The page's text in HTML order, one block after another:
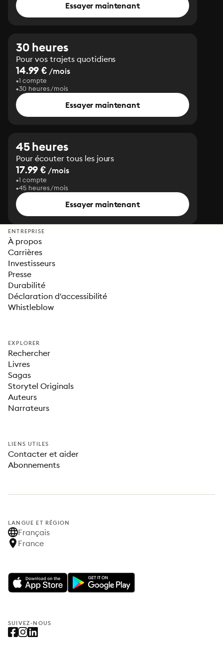
Essayer maintenant
30 heures
Pour vos trajets quotidiens
14.99 € /mois
1 compte
30 heures/mois
Essayer maintenant
45 heures
Pour écouter tous les jours
17.99 € /mois
1 compte
45 heures/mois
Essayer maintenant
ENTREPRISE
À propos
Carrières
Investisseurs
Presse
Durabilité
Déclaration d'accessibilité
Whistleblow
EXPLORER
Rechercher
Livres
Sagas
Storytel Originals
Auteurs
Narrateurs
LIENS UTILES
Contacter et aider
Abonnements
LANGUE ET RÉGION
Français
France
SUIVEZ-NOUS